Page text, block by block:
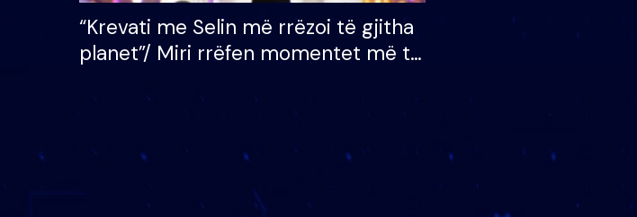
“Krevati me Selin më rrëzoi të gjitha
planet”/ Miri rrëfen momentet më të
mungojë zilja e mëngjesit kur…